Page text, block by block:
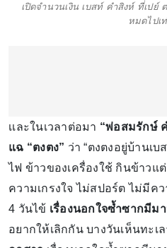
เปิดจำนวนเงิน เบสท์ คำสิงห์ ที่เปย์
หมดไปเ
เเละในเวลาต่อมา “พ่อสมรักษ์
แฉ “ตงตง” ว่า “ตงตงอยู่บ้านเ
ไฟ ข้าวของเครื่องใช้ กินข้าวแ
ความเกรงใจ ไม่สปอร์ต ไม่มีค
4 วันไข้ เรื่องนอกใจซ้ำซากมีม
อยากให้เลิกกัน บางวันเห็นทะเ